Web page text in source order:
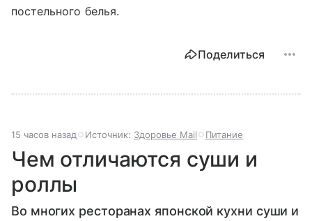
постельного белья.
Поделиться
15 часов назад Источник: Здоровье Mail Питание
Чем отличаются суши и
роллы
Во многих ресторанах японской кухни суши и